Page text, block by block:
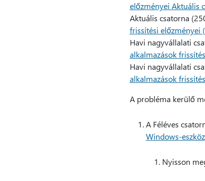
előzményei Aktuális
Aktuális csatorna
frissítési előzményei
Havi nagyvállalati
alkalmazások
Havi nagyvállalati
alkalmazások
A probléma kerülő
A Féléves
Windows-
Nyisson